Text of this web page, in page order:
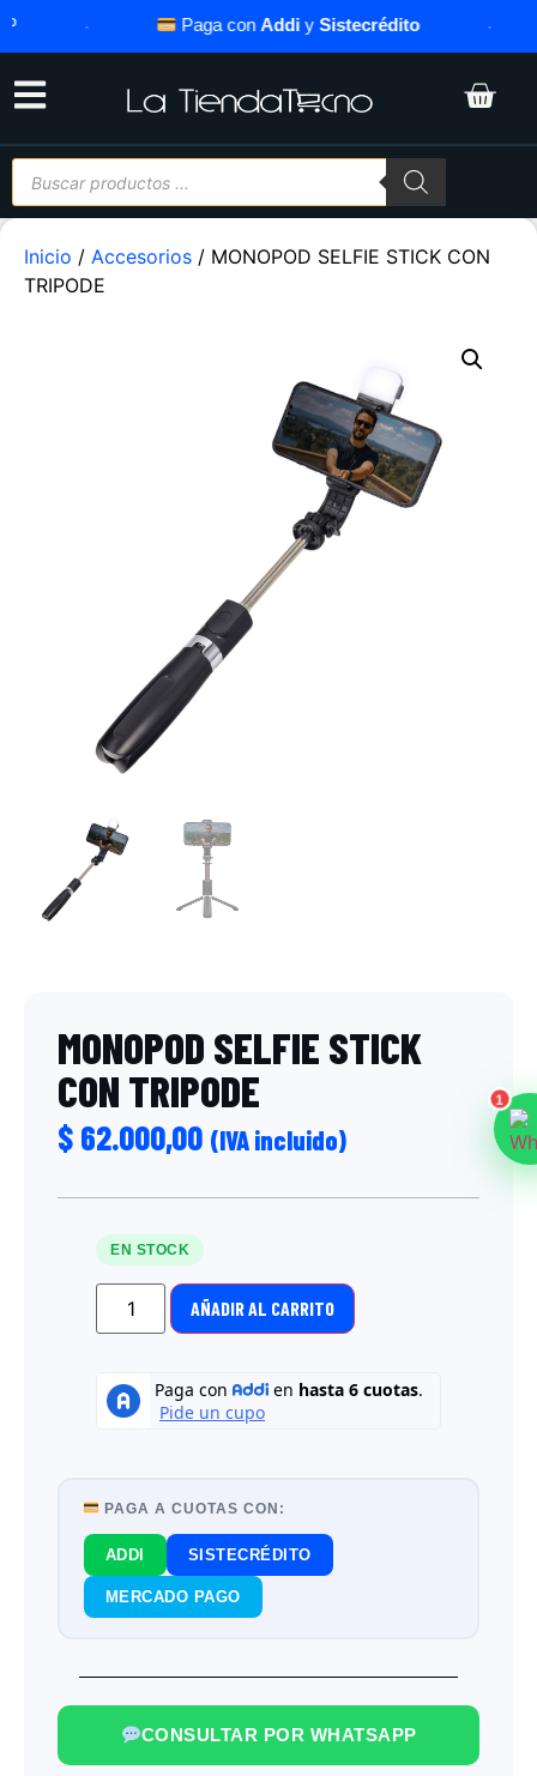
Paga conAddiySistecrédito
Inicio / Accesorios / MONOPOD SELFIE STICK CON
TRIPODE
MONOPOD SELFIE STICK
CON TRIPODE
$ 62.000,00 (IVA incluido)
EN STOCK
AÑADIR AL CARRITO
PAGA A CUOTAS CON:
ADDI SISTECRÉDITO
MERCADO PAGO
CONSULTAR POR WHATSAPP
1